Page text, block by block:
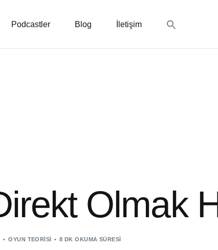
Podcastler Blog İletişim
Olmak
OYUN TEORISI 8 DK OKUMA SÜRESI